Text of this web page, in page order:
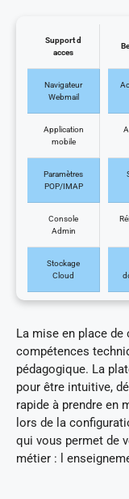
Support d
acces
Navigateur
Webmail
Application
mobile
Paramètres
POP/IMAP
Console
Admin
Stockage
Cloud
La mise en place de
compétences
pédagogique. La
pour être intuitive,
rapide à prendre en
lors de la
qui vous permet de
métier : l